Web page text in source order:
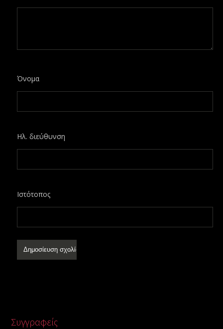
Όνομα
Ηλ. διεύθυνση
Ιστότοπος
Συγγραφείς